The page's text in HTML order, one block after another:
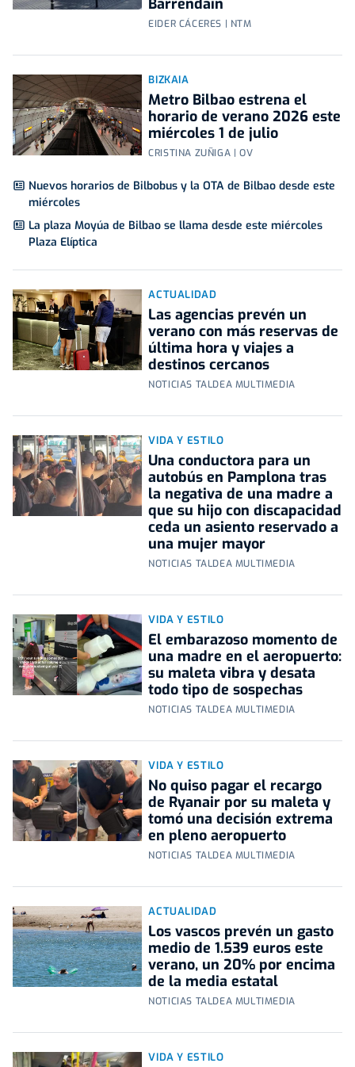
Barrendain
EIDER CÁCERES | NTM
BIZKAIA
Metro Bilbao estrena el
horario de verano 2026 este
miércoles 1 de julio
CRISTINA ZUÑIGA | OV
Nuevos horarios de Bilbobus y la OTA de Bilbao desde este
miércoles
La plaza Moyúa de Bilbao se llama desde este miércoles
Plaza Elíptica
ACTUALIDAD
Las agencias prevén un
verano con más reservas de
última hora y viajes a
destinos cercanos
NOTICIAS TALDEA MULTIMEDIA
VIDA Y ESTILO
Una conductora para un
autobús en Pamplona tras
la negativa de una madre a
que su hijo con discapacidad
ceda un asiento reservado a
una mujer mayor
NOTICIAS TALDEA MULTIMEDIA
VIDA Y ESTILO
El embarazoso momento de
una madre en el aeropuerto:
su maleta vibra y desata
todo tipo de sospechas
NOTICIAS TALDEA MULTIMEDIA
VIDA Y ESTILO
No quiso pagar el recargo
de Ryanair por su maleta y
tomó una decisión extrema
en pleno aeropuerto
NOTICIAS TALDEA MULTIMEDIA
ACTUALIDAD
Los vascos prevén un gasto
medio de 1.539 euros este
verano, un 20% por encima
de la media estatal
NOTICIAS TALDEA MULTIMEDIA
VIDA Y ESTILO